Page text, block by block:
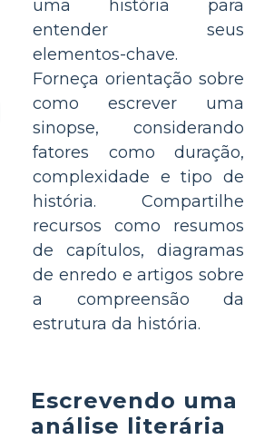
uma história para
entender seus
elementos-chave.
Forneça orientação sobre
como escrever uma
sinopse, considerando
fatores como duração,
complexidade e tipo de
história. Compartilhe
recursos como resumos
de capítulos, diagramas
de enredo e artigos sobre
a compreensão da
estrutura da história.
Escrevendo uma
análise literária